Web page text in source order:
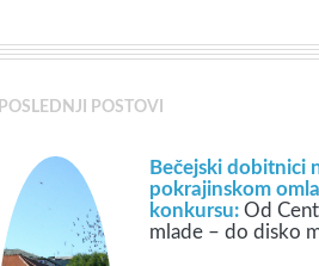
POSLEDNJI POSTOVI
Bečejski dobitnici
pokrajinskom
konkursu: Od
mlade – do disko